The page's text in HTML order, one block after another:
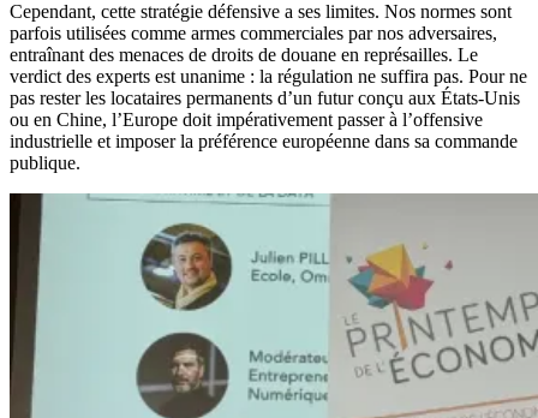
Cependant, cette stratégie défensive a ses limites. Nos normes sont
parfois utilisées comme armes commerciales par nos adversaires,
entraînant des menaces de droits de douane en représailles. Le
verdict des experts est unanime : la régulation ne suffira pas. Pour ne
pas rester les locataires permanents d’un futur conçu aux États-Unis
ou en Chine, l’Europe doit impérativement passer à l’offensive
industrielle et imposer la préférence européenne dans sa commande
publique.